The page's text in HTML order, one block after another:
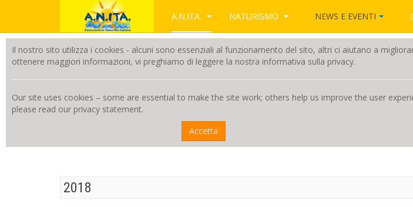
Il nostro sito utilizza i cookies - alcuni sono essenziali al funzionamento del sito, altri ci aiutano a
ottenere maggiori informazioni, vi preghiamo di leggere la nostra informativa sulla privacy.
Our site uses cookies – some are essential to make the site work; others help us improve the user
please read our privacy statement.
Accetta
A.N.ITA. NATURISMO NEWS E EVENTI
2018